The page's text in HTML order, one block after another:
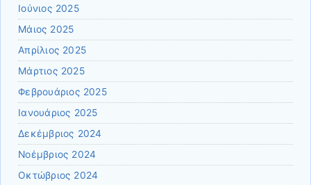
Ιούνιος 2025
Μάιος 2025
Απρίλιος 2025
Μάρτιος 2025
Φεβρουάριος 2025
Ιανουάριος 2025
Δεκέμβριος 2024
Νοέμβριος 2024
Οκτώβριος 2024